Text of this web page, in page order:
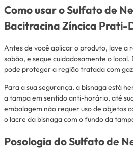
Como usar o Sulfato de
Bacitracina Zíncica Prati-
Antes de você aplicar o produto, lave a
sabão, e seque cuidadosamente o
pode proteger a região tratada com
Para a sua segurança, a bisnaga está
a tampa em sentido anti-horário, até
embalagem não requer uso de objetos
o lacre da bisnaga com o fundo da
Posologia do Sulfato de